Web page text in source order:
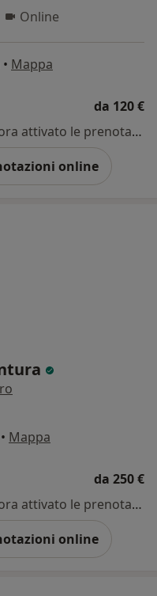
Online
• Mappa
da 120 €
Questo dottore non ha ancora attivato le prenotazioni online presso questo indirizzo.
online
• Mappa
da 250 €
Questo dottore non ha ancora attivato le prenotazioni online presso questo indirizzo.
online